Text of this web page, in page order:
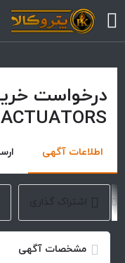
ACTUATORS
اطلاعات آگهی
اشتراک گذاری
مشخصات آگهی